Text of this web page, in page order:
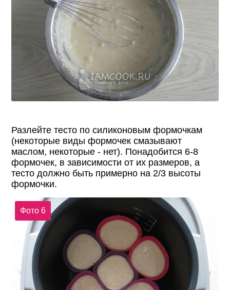
Разлейте тесто по силиконовым формочкам
(некоторые виды формочек смазывают
маслом, некоторые - нет). Понадобится 6-8
формочек, в зависимости от их размеров, а
тесто должно быть примерно на 2/3 высоты
формочки.
Фото 6